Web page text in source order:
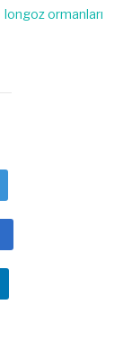
longoz ormanları